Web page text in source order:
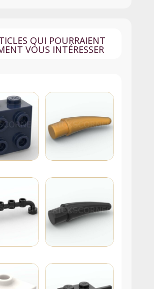
QUI POURRAIENT
VOUS INTÉRESSER